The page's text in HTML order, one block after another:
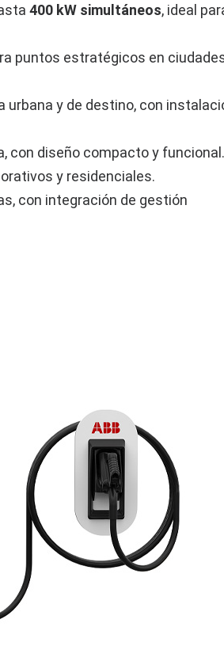
400 kW simultáneos, ideal
puntos estratégicos en
urbana y de destino, con
con diseño compacto y funcional.
y residenciales.
con integración de gestión